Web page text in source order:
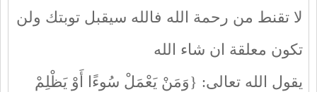
لا تقنط من رحمة الله فالله سيقبل توبتك ولن
تكون معلقة ان شاء الله
يقول الله تعالى: {وَمَنْ يَعْمَلْ سُوءًا أَوْ يَظْلِمْ